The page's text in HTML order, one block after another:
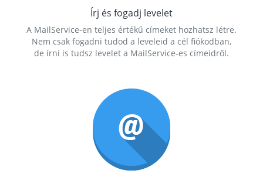
Írj és fogadj levelet
A MailService-en teljes értékű címeket hozhatsz létre.
Nem csak fogadni tudod a leveleid a cél fiókodban,
de írni is tudsz levelet a MailService-es címeidről.